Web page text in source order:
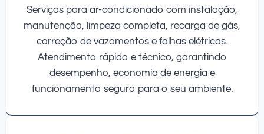
Serviços para ar-condicionado com instalação,
manutenção, limpeza completa, recarga de gás,
correção de vazamentos e falhas elétricas.
Atendimento rápido e técnico, garantindo
desempenho, economia de energia e
funcionamento seguro para o seu ambiente.